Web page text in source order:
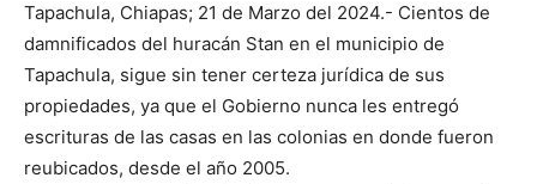
Tapachula, Chiapas; 21 de Marzo del 2024.- Cientos de
damnificados del huracán Stan en el municipio de
Tapachula, sigue sin tener certeza jurídica de sus
propiedades, ya que el Gobierno nunca les entregó
escrituras de las casas en las colonias en donde fueron
reubicados, desde el año 2005.